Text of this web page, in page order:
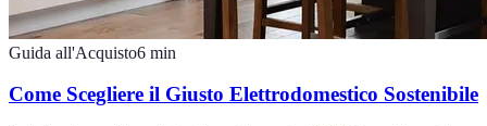
Guida all'Acquisto6 min
Come Scegliere il Giusto Elettrodomestico Sostenibile